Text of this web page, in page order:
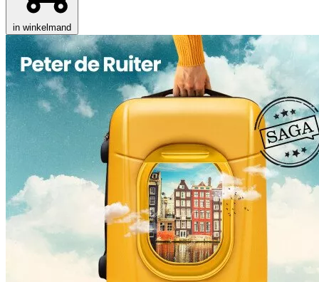
in winkelmand